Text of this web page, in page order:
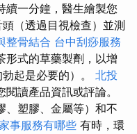
續一分鐘，醫生繪製您
（透過目視檢查）並測
整骨結合 台中刮痧服務
形式的草藥製劑，以增
起是必要的）。 北投
讀產品資訊或評論。
、塑膠、金屬等）和不
事服務有哪些 有時，環